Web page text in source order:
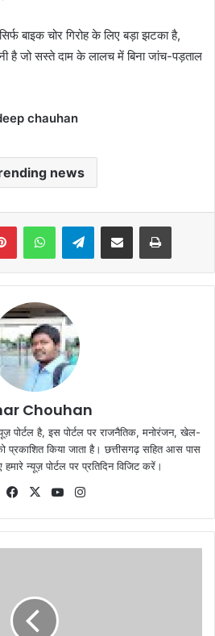
बाइक चोर गिरोह के लिए बड़ा झटका है,
है जो सस्ते दाम के लालच में बिना जांच-पड़ताल
chauhan
news
PinterestWhatsAppTelegramShare via Email Print
Chouhan
पोर्टल है, इस पोर्टल पर राजनैतिक, मनोरंजन, खेल-
किया जाता है। छत्तीसगढ़ सहित आस पास
न्यूज़ पोर्टल पर प्रतिदिन विजिट करें।
WebsiteFacebook
X YouTube